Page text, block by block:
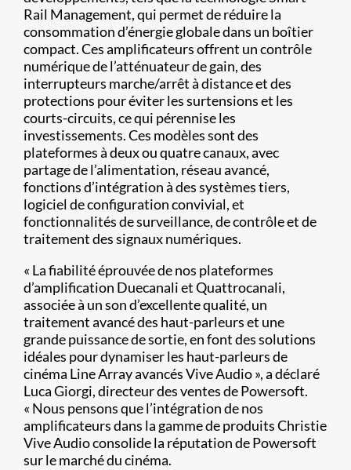
Rail Management, qui permet de réduire la
consommation d’énergie globale dans un boîtier
compact. Ces amplificateurs offrent un contrôle
numérique de l’atténuateur de gain, des
interrupteurs marche/arrêt à distance et des
protections pour éviter les surtensions et les
courts-circuits, ce qui pérennise les
investissements. Ces modèles sont des
plateformes à deux ou quatre canaux, avec
partage de l’alimentation, réseau avancé,
fonctions d’intégration à des systèmes tiers,
logiciel de configuration convivial, et
fonctionnalités de surveillance, de contrôle et de
traitement des signaux numériques.
« La fiabilité éprouvée de nos plateformes
d’amplification Duecanali et Quattrocanali,
associée à un son d’excellente qualité, un
traitement avancé des haut-parleurs et une
grande puissance de sortie, en font des solutions
idéales pour dynamiser les haut-parleurs de
cinéma Line Array avancés Vive Audio », a déclaré
Luca Giorgi, directeur des ventes de Powersoft.
« Nous pensons que l’intégration de nos
amplificateurs dans la gamme de produits Christie
Vive Audio consolide la réputation de Powersoft
sur le marché du cinéma.